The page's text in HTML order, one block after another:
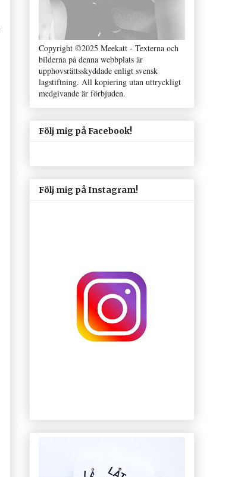
Copyright ©2025 Meekatt - Texterna och
bilderna på denna webbplats är
upphovsrättsskyddade enligt svensk
lagstiftning. All kopiering utan uttryckligt
medgivande är förbjuden.
Följ mig på Facebook!
Följ mig på Instagram!